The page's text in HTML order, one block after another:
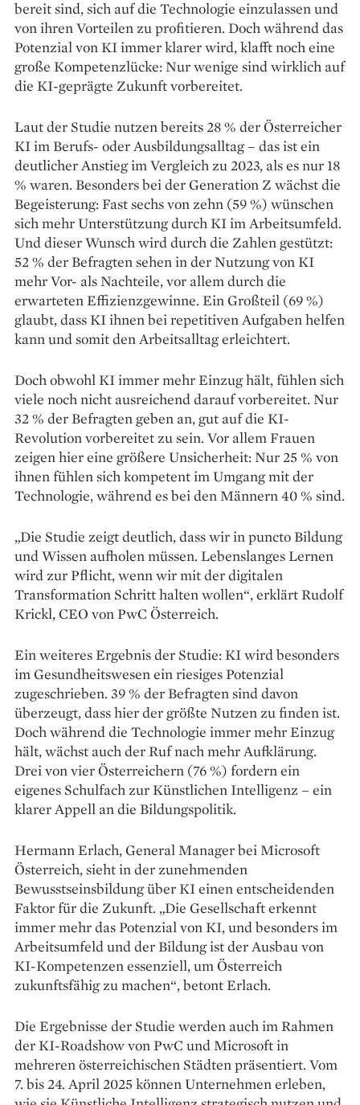
bereit sind, sich auf die Technologie einzulassen und
von ihren Vorteilen zu profitieren. Doch während das
Potenzial von KI immer klarer wird, klafft noch eine
große Kompetenzlücke: Nur wenige sind wirklich auf
die KI-geprägte Zukunft vorbereitet.
Laut der Studie nutzen bereits 28 % der Österreicher
KI im Berufs- oder Ausbildungsalltag – das ist ein
deutlicher Anstieg im Vergleich zu 2023, als es nur 18
% waren. Besonders bei der Generation Z wächst die
Begeisterung: Fast sechs von zehn (59 %) wünschen
sich mehr Unterstützung durch KI im Arbeitsumfeld.
Und dieser Wunsch wird durch die Zahlen gestützt:
52 % der Befragten sehen in der Nutzung von KI
mehr Vor- als Nachteile, vor allem durch die
erwarteten Effizienzgewinne. Ein Großteil (69 %)
glaubt, dass KI ihnen bei repetitiven Aufgaben helfen
kann und somit den Arbeitsalltag erleichtert.
Doch obwohl KI immer mehr Einzug hält, fühlen sich
viele noch nicht ausreichend darauf vorbereitet. Nur
32 % der Befragten geben an, gut auf die KI-
Revolution vorbereitet zu sein. Vor allem Frauen
zeigen hier eine größere Unsicherheit: Nur 25 % von
ihnen fühlen sich kompetent im Umgang mit der
Technologie, während es bei den Männern 40 % sind.
„Die Studie zeigt deutlich, dass wir in puncto Bildung
und Wissen aufholen müssen. Lebenslanges Lernen
wird zur Pflicht, wenn wir mit der digitalen
Transformation Schritt halten wollen“, erklärt Rudolf
Krickl, CEO von PwC Österreich.
Ein weiteres Ergebnis der Studie: KI wird besonders
im Gesundheitswesen ein riesiges Potenzial
zugeschrieben. 39 % der Befragten sind davon
überzeugt, dass hier der größte Nutzen zu finden ist.
Doch während die Technologie immer mehr Einzug
hält, wächst auch der Ruf nach mehr Aufklärung.
Drei von vier Österreichern (76 %) fordern ein
eigenes Schulfach zur Künstlichen Intelligenz – ein
klarer Appell an die Bildungspolitik.
Hermann Erlach, General Manager bei Microsoft
Österreich, sieht in der zunehmenden
Bewusstseinsbildung über KI einen entscheidenden
Faktor für die Zukunft. „Die Gesellschaft erkennt
immer mehr das Potenzial von KI, und besonders im
Arbeitsumfeld und der Bildung ist der Ausbau von
KI-Kompetenzen essenziell, um Österreich
zukunftsfähig zu machen“, betont Erlach.
Die Ergebnisse der Studie werden auch im Rahmen
der KI-Roadshow von PwC und Microsoft in
mehreren österreichischen Städten präsentiert. Vom
7. bis 24. April 2025 können Unternehmen erleben,